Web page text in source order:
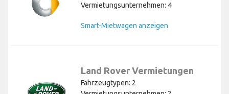
Vermietungsunternehmen: 4
Smart-Mietwagen anzeigen
Land Rover Vermietungen
Fahrzeugtypen: 2